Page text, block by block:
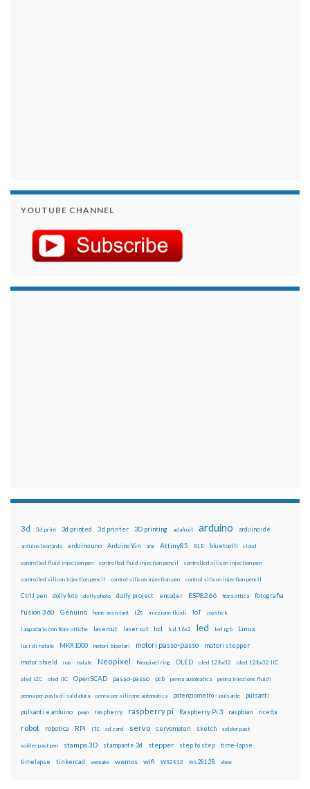
YOUTUBE CHANNEL
3d 3d print 3d printed 3d printer 3D printing adafruit arduino arduino ide
arduino leonardo arduino uno Arduino Yún arm Attiny85 BLE bluetooth cloud
controlled fluid injection pen controlled fluid injection pencil controlled silicon injection pen
controlled silicon injection pencil control silicon injection pen control silicon injection pencil
CtrlJ pen dolly foto dolly photo dolly project encoder ESP8266 fibra ottica fotografia
fusion 360 Genuino home assistant i2c iniezione fluidi IoT joystick
lampadario con fibre ottiche lasercut laser cut lcd lcd 16x2 led led rgb Linux
luci di natale MKR1000 motori bipolari motori passo-passo motori stepper
motor shield nas natale Neopixel Neopixel ring OLED oled 128x32 oled 128x32 IIC
oled i2C oled IIC OpenSCAD passo-passo pcb penna automatica penna iniezione fluidi
penna per pasta di saldatura penna per silicone automatica potenziometro pulsante pulsanti
pulsanti e arduino pwm raspberry raspberry pi Raspberry Pi 3 raspbian ricetta
robot robotica RPi rtc sd card servo servomotori sketch solder past
solder past pen stampa 3D stampante 3d stepper step to step time-lapse
timelapse tinkercad wemake wemos wifi WS2812 ws2812B xbee